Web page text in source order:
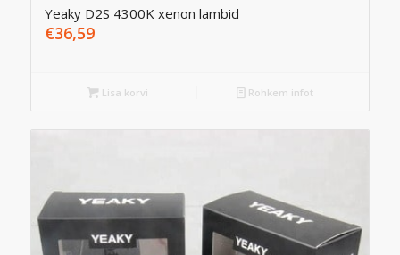
Yeaky D2S 4300K xenon lambid
€36,59
Lisa korvi Rohkem infot